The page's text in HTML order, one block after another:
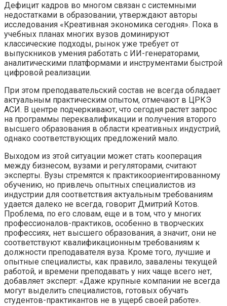
Дефицит кадров во многом связан с системными
недостатками в образовании, утверждают авторы
исследования «Креативная экономика сегодня». Пока в
учебных планах многих вузов доминируют
классические подходы, рынок уже требует от
выпускников умения работать с ИИ-генераторами,
аналитическими платформами и инструментами быстрой
цифровой реализации.
При этом преподавательский состав не всегда обладает
актуальным практическим опытом, отмечают в ЦРКЭ
АСИ. В центре подчеркивают, что сегодня растет запрос
на программы переквалификации и получения второго
высшего образования в области креативных индустрий,
однако соответствующих предложений мало.
Выходом из этой ситуации может стать кооперация
между бизнесом, вузами и регуляторами, считают
эксперты. Вузы стремятся к практикоориентированному
обучению, но привлечь опытных специалистов из
индустрии для соответствия актуальным требованиям
удается далеко не всегда, говорит Дмитрий Котов.
Проблема, по его словам, еще и в том, что у многих
профессионалов-практиков, особенно в творческих
профессиях, нет высшего образования, а значит, они не
соответствуют квалификационным требованиям к
должности преподавателя вуза. Кроме того, лучшие и
опытные специалисты, как правило, завалены текущей
работой, и времени преподавать у них чаще всего нет,
добавляет эксперт: «Даже крупные компании не всегда
могут выделить специалистов, готовых обучать
студентов-практикантов не в ущерб своей работе».